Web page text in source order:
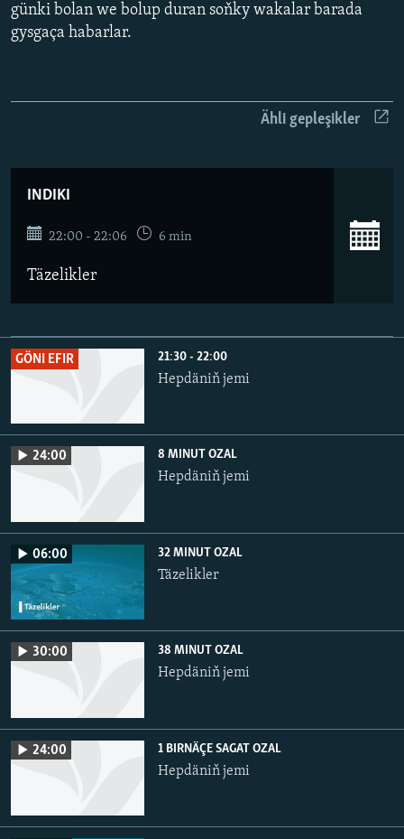
günki bolan we bolup duran soňky wakalar barada
gysgaça habarlar.
Ähli gepleşikler
INDIKI
22:00 - 22:06 6 min
Täzelikler
GÖNI EFIR 21:30 - 22:00
Hepdäniň jemi
24:00 8 MINUT OZAL
Hepdäniň jemi
06:00 32 MINUT OZAL
Täzelikler
30:00 38 MINUT OZAL
Hepdäniň jemi
24:00 1 BIRNÄÇE SAGAT OZAL
Hepdäniň jemi